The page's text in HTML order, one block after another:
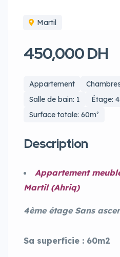
Martil
450,000 DH
Appartement
Salle de bain: 1
Étage: 4
Surface totale: 60m²
Description
Appartement
Martil (Ahriq)
4ème étage Sans
Sa superficie : 60m2